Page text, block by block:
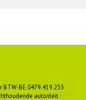
BTW-BE 0479.419.233
autoriteit :